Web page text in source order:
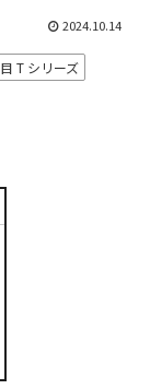
2024.10.14
T シリーズ